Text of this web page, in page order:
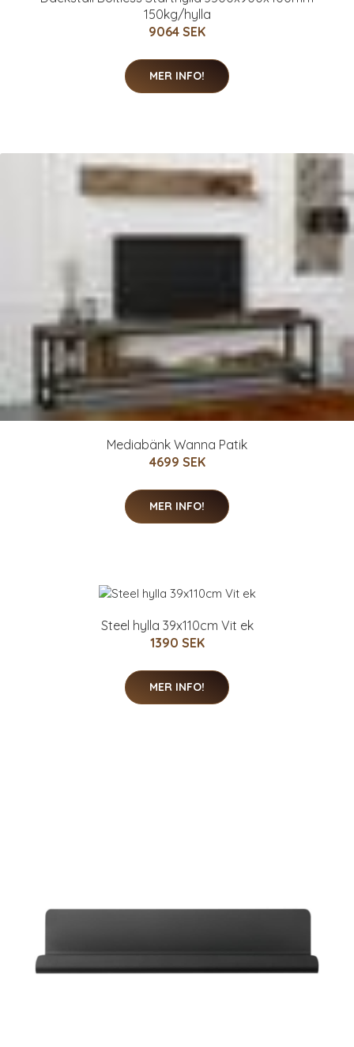
150kg/hylla
9064 SEK
MER INFO!
Mediabänk Wanna Patik
4699 SEK
MER INFO!
Steel hylla 39x110cm Vit ek
1390 SEK
MER INFO!